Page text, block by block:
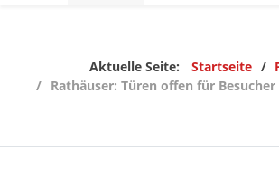
Aktuelle Seite: Startseite
Rathäuser: Türen offen für Besucher